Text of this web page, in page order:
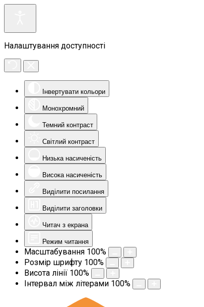
Налаштування доступності
Інвертувати кольори
Монохромний
Темний контраст
Світлий контраст
Низька насиченість
Висока насиченість
Виділити посилання
Виділити заголовки
Читач з екрана
Режим читання
Масштабування 100%
Розмір шрифту 100%
Висота лінії 100%
Інтервал між літерами 100%